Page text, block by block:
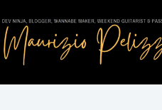
al
contenuto